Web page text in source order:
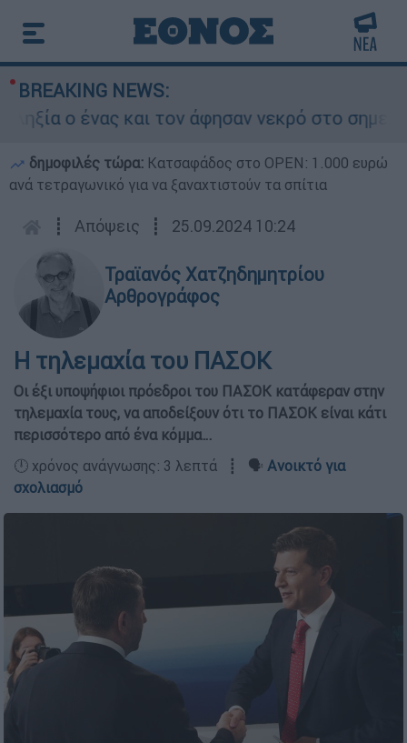
BREAKING NEWS:
ο ένας και τον άφησαν νεκρό στο σημείο
δημοφιλές τώρα: Κατσαφάδος στο OPEN: 1.000 ευρώ
ανά τετραγωνικό για να ξαναχτιστούν τα σπίτια
┋ Απόψεις ┋ 25.09.2024 10:24
Τραϊανός Χατζηδημητρίου
Αρθρογράφος
Η τηλεμαχία του ΠΑΣΟΚ
Οι έξι υποψήφιοι πρόεδροι του ΠΑΣΟΚ κατάφεραν στην
τηλεμαχία τους, να αποδείξουν ότι το ΠΑΣΟΚ είναι κάτι
περισσότερο από ένα κόμμα…
🕛 χρόνος ανάγνωσης: 3 λεπτά ┋ 🗣️ Ανοικτό για
σχολιασμό